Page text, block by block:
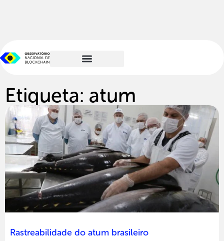
Etiqueta: atum
Rastreabilidade do atum brasileiro